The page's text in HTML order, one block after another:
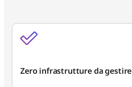
Zero infrastrutture da gestire